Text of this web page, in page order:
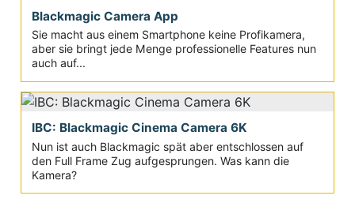
Blackmagic Camera App
Sie macht aus einem Smartphone keine Profikamera,
aber sie bringt jede Menge professionelle Features nun
auch auf...
IBC: Blackmagic Cinema Camera 6K
Nun ist auch Blackmagic spät aber entschlossen auf
den Full Frame Zug aufgesprungen. Was kann die
Kamera?